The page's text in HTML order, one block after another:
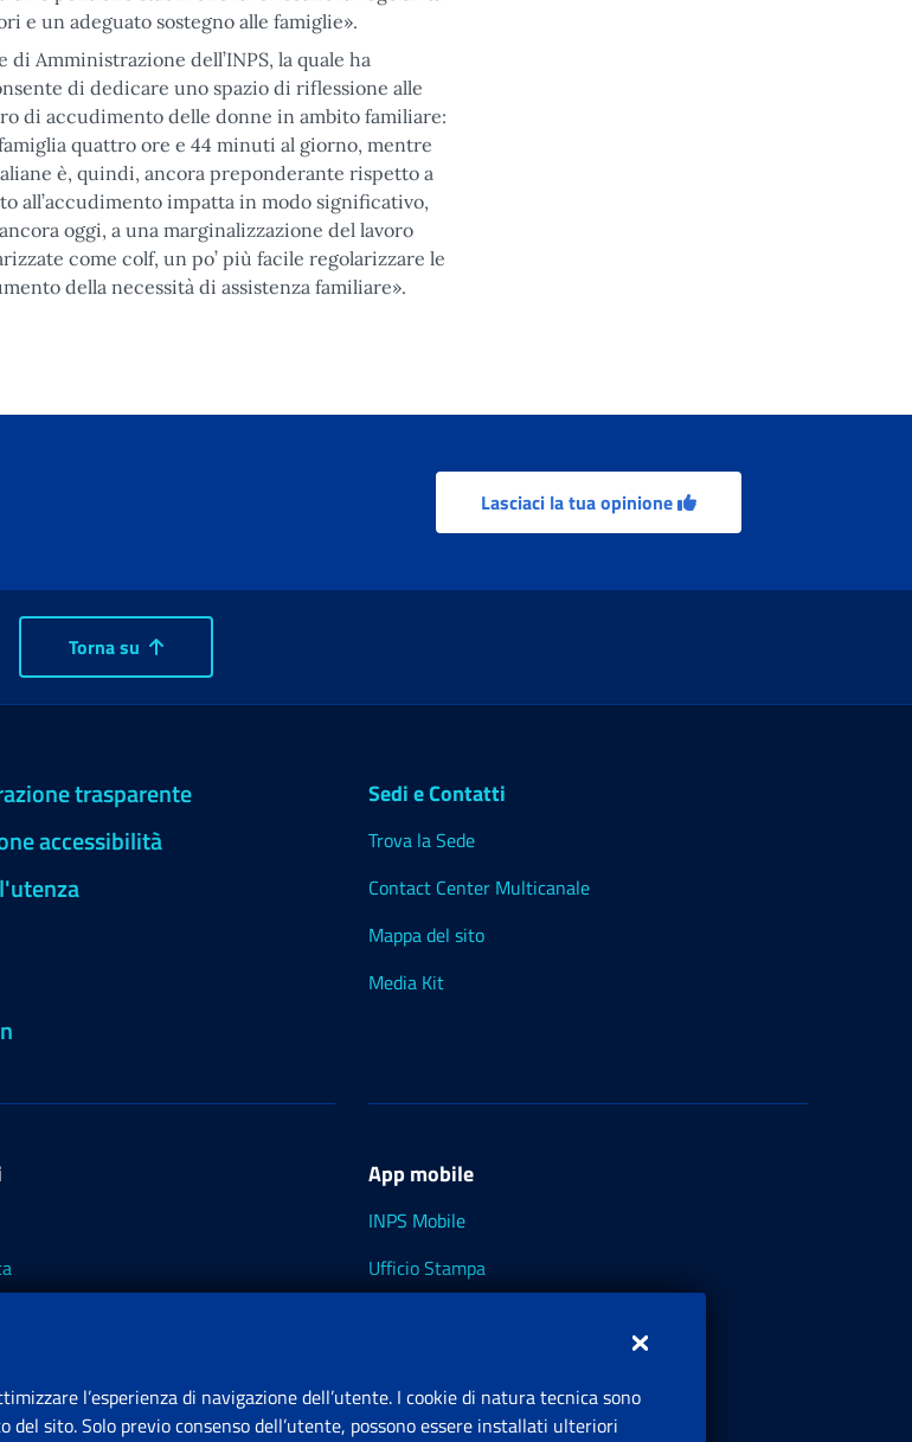
e un adeguato sostegno alle famiglie».
di Amministrazione dell’INPS, la quale ha
di dedicare uno spazio di riflessione alle
di accudimento delle donne in ambito familiare:
quattro ore e 44 minuti al giorno, mentre
è, quindi, ancora preponderante rispetto a
all’accudimento impatta in modo significativo,
oggi, a una marginalizzazione del lavoro
come colf, un po’ più facile regolarizzare le
della necessità di assistenza familiare».
Lasciaci la tua opinione
Torna su
trasparente
accessibilità
Sedi e Contatti
Trova la Sede
Contact Center Multicanale
Mappa del sito
Media Kit
App mobile
INPS Mobile
Ufficio Stampa
l’esperienza di navigazione dell’utente. I cookie di natura tecnica sono
sito. Solo previo consenso dell’utente, possono essere installati ulteriori